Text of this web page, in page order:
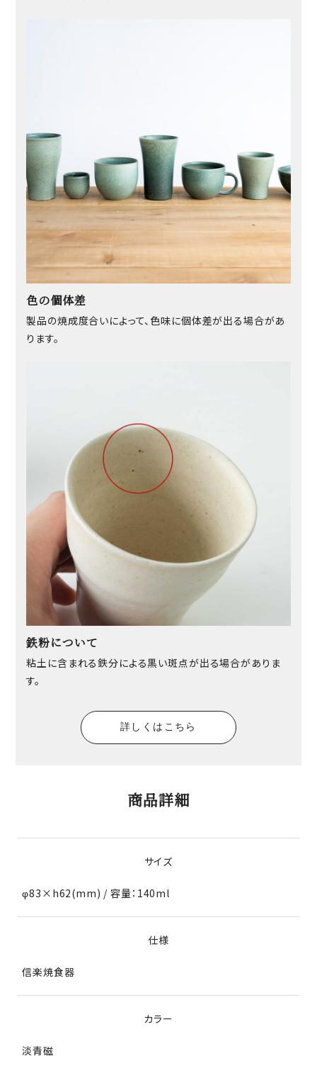
色の個体差
製品の焼成度合いによって、色味に個体差が出る場合があ
ります。
鉄粉について
粘土に含まれる鉄分による黒い斑点が出る場合がありま
す。
詳しくはこちら
商品詳細
サイズ
φ83×h62(mm) / 容量：140ml
仕様
信楽焼食器
カラー
淡青磁